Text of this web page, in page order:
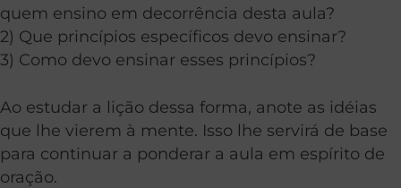
quem ensino em decorrência desta aula?
2) Que princípios específicos devo ensinar?
3) Como devo ensinar esses princípios?
Ao estudar a lição dessa forma, anote as idéias
que lhe vierem à mente. Isso lhe servirá de base
para continuar a ponderar a aula em espírito de
oração.